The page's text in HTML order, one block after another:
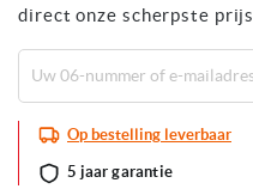
direct onze scherpste prijs.
Op bestelling leverbaar
5 jaar garantie